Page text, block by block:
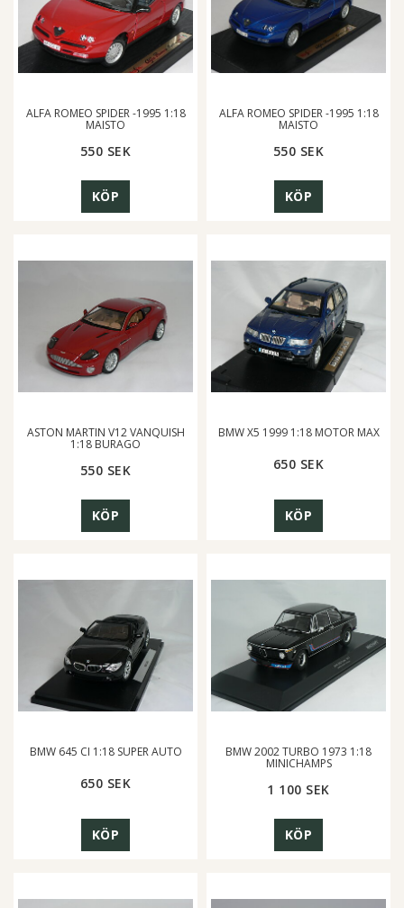
ALFA ROMEO SPIDER -1995 1:18
MAISTO
550 SEK
KÖP
ALFA ROMEO SPIDER -1995 1:18
MAISTO
550 SEK
KÖP
ASTON MARTIN V12 VANQUISH
1:18 BURAGO
550 SEK
KÖP
BMW X5 1999 1:18 MOTOR MAX
650 SEK
KÖP
BMW 645 CI 1:18 SUPER AUTO
650 SEK
KÖP
BMW 2002 TURBO 1973 1:18
MINICHAMPS
1 100 SEK
KÖP